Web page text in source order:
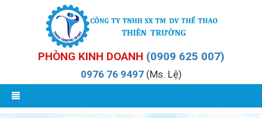
PHÒNG KINH DOANH (0909 625 007)
0976 76 9497(Ms. Lệ)